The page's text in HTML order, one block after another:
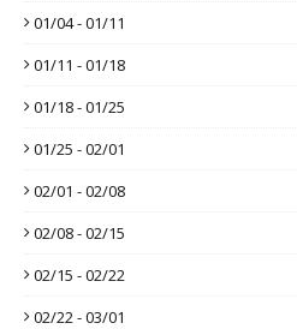
01/04 - 01/11
01/11 - 01/18
01/18 - 01/25
01/25 - 02/01
02/01 - 02/08
02/08 - 02/15
02/15 - 02/22
02/22 - 03/01